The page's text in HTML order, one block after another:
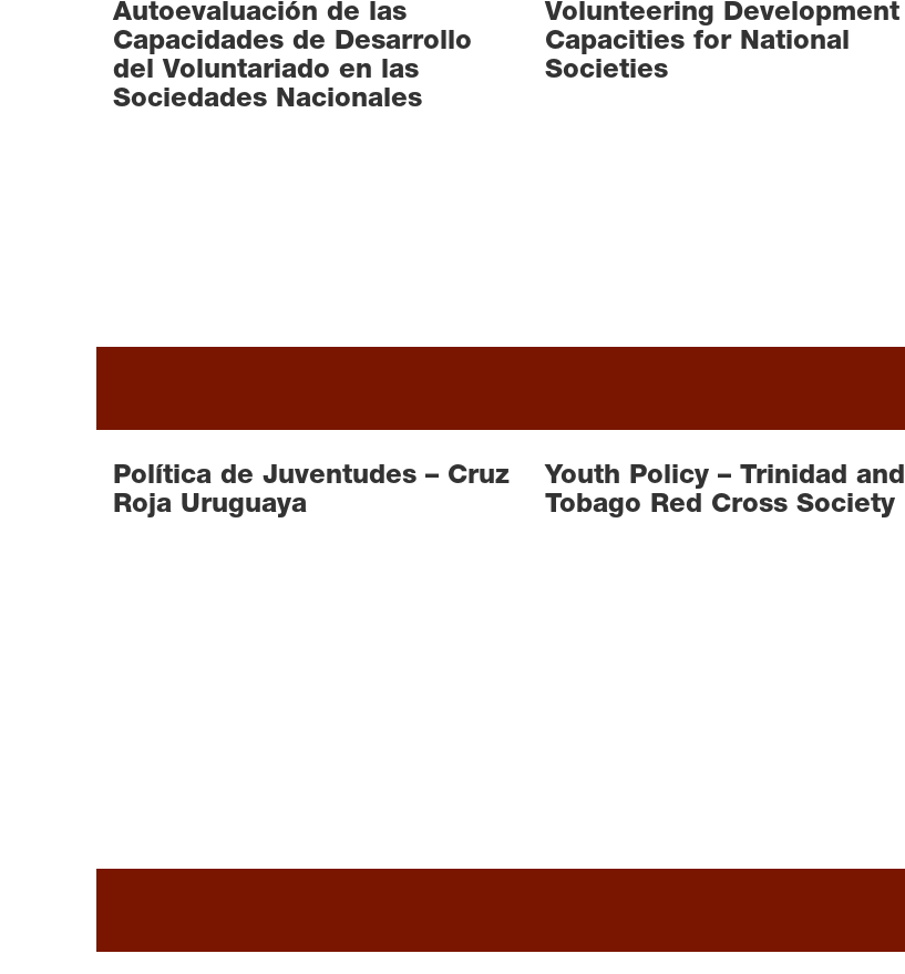
Autoevaluación de las
Capacidades de Desarrollo
del Voluntariado en las
Sociedades Nacionales
Volunteering Development
Capacities for National
Societies
Política de Juventudes – Cruz
Roja Uruguaya
Youth Policy – Trinidad and
Tobago Red Cross Society